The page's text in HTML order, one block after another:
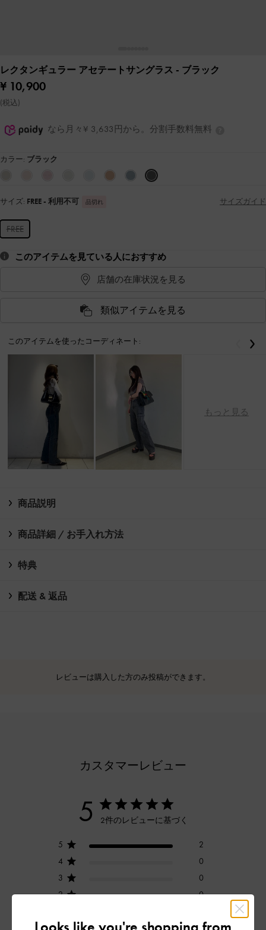
レクタンギュラー アセテートサングラス - ブラック
¥ 10,900
(税込)
なら月々¥ 3,633円から。分割手数料無料
カラー: ブラック
サイズ: FREE - 利用不可 品切れ サイズガイド
FREE
このアイテムを見ている人におすすめ
店舗の在庫状況を見る
類似アイテムを見る
このアイテムを使ったコーディネート:
もっと見る
戻る
商品説明
商品詳細 / お手入れ方法
特典
配送 & 返品
レビューは購入した方のみ投稿ができます。
カスタマーレビュー
5 2件のレビューに基づく
5
2
4
0
3
0
2
0